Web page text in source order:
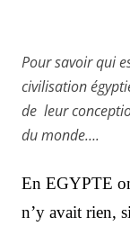
Pour savoir qui
civilisation
de leur
du monde….
En EGYPTE
n’y avait rien,